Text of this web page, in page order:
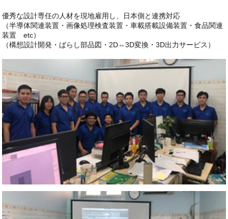
優秀な設計専任の人材を現地雇用し、日本側と連携対応
（半導体関連装置・画像処理検査装置・車載搭載設備装置・食品関連
装置 etc）
（構想設計開発・ばらし部品図・2D⇔3D変換・3D出力サービス）